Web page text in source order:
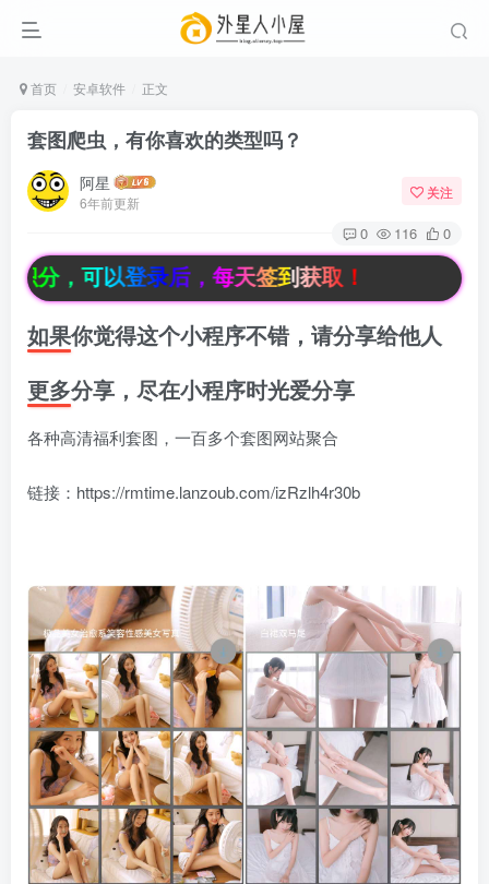
影视
fongmi、
OK接口
接口
2
小苹果影视
v1.0.9电视盒
子破解版下
载，继续免费
白嫖直播和点
播！
付费阅读 3 盒子应用 # 电视盒子 # 电视软件 # 小苹果
3年前 2
梅林iptv+5.2.0
电视直播软件
下载，啥频道
分类都有哦！
密码24680！
付费阅读 3 盒子应用 # 电视盒子
3年前 1
最新电视直播
源地址分享-
ITV源3/12
IPTV源
3年前
首页 安卓软件 正文
套图爬虫，有你喜欢的类型吗？
阿星
6年前更新
关注
0 116 0
，可以登录后，每天签到获取！
如果你觉得这个小程序不错，请分享给他人
更多分享，尽在小程序时光爱分享
各种高清福利套图，一百多个套图网站聚合
链接：https://rmtime.lanzoub.com/izRzlh4r30b